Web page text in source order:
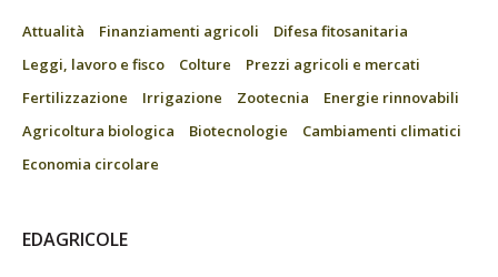
Attualità Finanziamenti agricoli
Difesa fitosanitaria
Leggi, lavoro e fisco
Colture
Prezzi agricoli e mercati
Fertilizzazione
Irrigazione Zootecnia
Energie rinnovabili
Agricoltura biologica
Biotecnologie
Cambiamenti climatici
Economia circolare
EDAGRICOLE